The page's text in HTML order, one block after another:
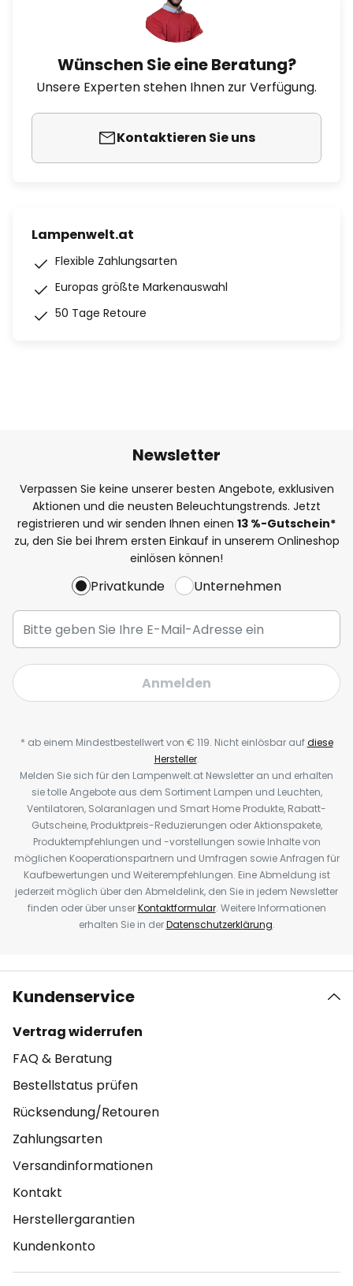
Wünschen Sie eine Beratung?
Unsere Experten stehen Ihnen zur Verfügung.
Kontaktieren Sie uns
Lampenwelt.at
Flexible Zahlungsarten
Europas größte Markenauswahl
50 Tage Retoure
Newsletter
Verpassen Sie keine unserer besten Angebote, exklusiven
Aktionen und die neusten Beleuchtungstrends. Jetzt
registrieren und wir senden Ihnen einen 13 %-Gutschein*
zu, den Sie bei Ihrem ersten Einkauf in unserem Onlineshop
einlösen können!
Privatkunde Unternehmen
Anmelden
* ab einem Mindestbestellwert von € 119. Nicht einlösbar aufdiese
Hersteller.
Melden Sie sich für den Lampenwelt.at Newsletter an und erhalten
sie tolle Angebote aus dem Sortiment Lampen und Leuchten,
Ventilatoren, Solaranlagen und Smart Home Produkte, Rabatt-
Gutscheine, Produktpreis-Reduzierungen oder Aktionspakete,
Produktempfehlungen und -vorstellungen sowie Inhalte von
möglichen Kooperationspartnern und Umfragen sowie Anfragen für
Kaufbewertungen und Weiterempfehlungen. Eine Abmeldung ist
jederzeit möglich über den Abmeldelink, den Sie in jedem Newsletter
finden oder über unserKontaktformular. Weitere Informationen
erhalten Sie in derDatenschutzerklärung.
Kundenservice
Vertrag widerrufen
FAQ & Beratung
Bestellstatus prüfen
Rücksendung/Retouren
Zahlungsarten
Versandinformationen
Kontakt
Herstellergarantien
Kundenkonto